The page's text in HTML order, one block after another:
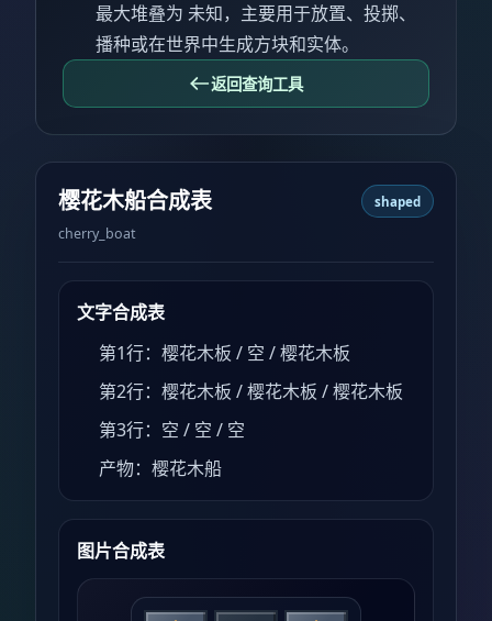
最大堆叠为 未知，主要用于放置、投掷、
播种或在世界中生成方块和实体。
返回查询工具
樱花木船合成表
cherry_boat
shaped
文字合成表
第1行：樱花木板 / 空 / 樱花木板
第2行：樱花木板 / 樱花木板 / 樱花木板
第3行：空 / 空 / 空
产物：樱花木船
图片合成表